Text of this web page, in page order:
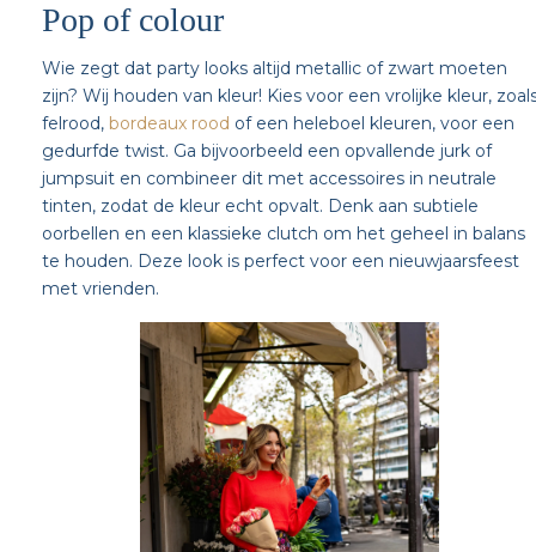
Pop of colour
Wie zegt dat party looks altijd metallic of zwart moeten
zijn? Wij houden van kleur! Kies voor een vrolijke kleur,
felrood, bordeaux rood of een heleboel kleuren, voor een
gedurfde twist. Ga bijvoorbeeld een opvallende jurk of
jumpsuit en combineer dit met accessoires in neutrale
tinten, zodat de kleur echt opvalt. Denk aan subtiele
oorbellen en een klassieke clutch om het geheel in balans
te houden. Deze look is perfect voor een nieuwjaarsfeest
met vrienden.